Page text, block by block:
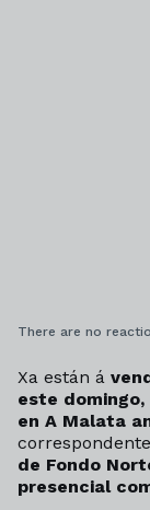
There are no
Xa están á
este
en A Malata
de Fondo
presencial